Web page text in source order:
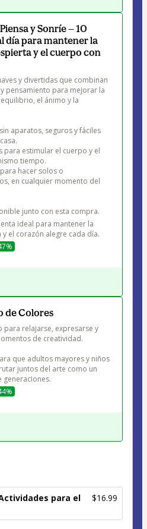
y Sonríe — 10
día para mantener la
y el cuerpo con
y divertidas que combinan
pensamiento para mejorar la
el ánimo y la
aparatos, seguros y fáciles
para estimular el cuerpo y el
tiempo.
hacer solos o
en cualquier momento del
junto con esta compra.
ideal para mantener la
y el corazón alegre cada día.
de Colores
para relajarse, expresarse y
de creatividad.
juntos del arte como un
generaciones.
para el
$16.99